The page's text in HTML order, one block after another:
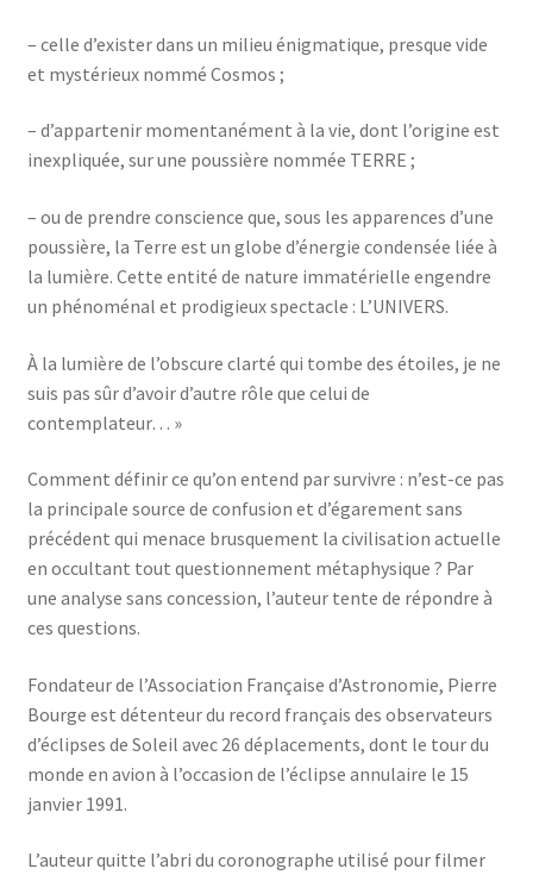
– celle d’exister dans un milieu énigmatique, presque vide
et mystérieux nommé Cosmos ;
– d’appartenir momentanément à la vie, dont l’origine est
inexpliquée, sur une poussière nommée TERRE ;
– ou de prendre conscience que, sous les apparences d’une
poussière, la Terre est un globe d’énergie condensée liée à
la lumière. Cette entité de nature immatérielle engendre
un phénoménal et prodigieux spectacle : L’UNIVERS.
À la lumière de l’obscure clarté qui tombe des étoiles, je ne
suis pas sûr d’avoir d’autre rôle que celui de
contemplateur… »
Comment définir ce qu’on entend par survivre : n’est-ce pas
la principale source de confusion et d’égarement sans
précédent qui menace brusquement la civilisation actuelle
en occultant tout questionnement métaphysique ? Par
une analyse sans concession, l’auteur tente de répondre à
ces questions.
Fondateur de l’Association Française d’Astronomie, Pierre
Bourge est détenteur du record français des observateurs
d’éclipses de Soleil avec 26 déplacements, dont le tour du
monde en avion à l’occasion de l’éclipse annulaire le 15
janvier 1991.
L’auteur quitte l’abri du coronographe utilisé pour filmer